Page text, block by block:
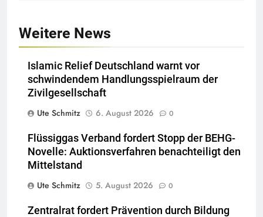
Weitere News
Islamic Relief Deutschland warnt vor
schwindendem Handlungsspielraum der
Zivilgesellschaft
Ute Schmitz
6. August 2026 0
Flüssiggas Verband fordert Stopp der BEHG-
Novelle: Auktionsverfahren benachteiligt den
Mittelstand
Ute Schmitz
5. August 2026 0
Zentralrat fordert Prävention durch Bildung